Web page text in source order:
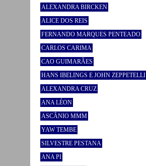
ALEXANDRA BIRCKEN
ALICE DOS REIS
FERNANDO MARQUES PENTEADO
CARLOS CARIMA
CAO GUIMARÃES
HANS IBELINGS E JOHN ZEPPETELLI
ALEXANDRA CRUZ
ANA LÉON
ASCÂNIO MMM
YAW TEMBE
SILVESTRE PESTANA
ANA PI